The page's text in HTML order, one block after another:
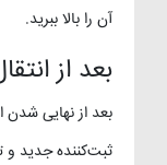
آن را بالا ببرید.
بعد از
ثبت‌کننده جدید و